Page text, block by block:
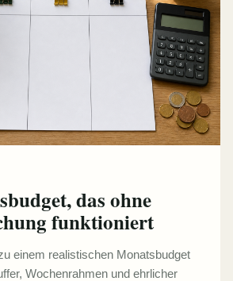
das ohne
funktioniert
einem realistischen Monatsbudget
Wochenrahmen und ehrlicher